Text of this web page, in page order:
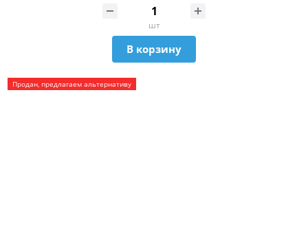
шт
В корзину
Продан, предлагаем альтернативу